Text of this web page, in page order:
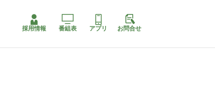
採用情報 番組表 アプリ お問合せ